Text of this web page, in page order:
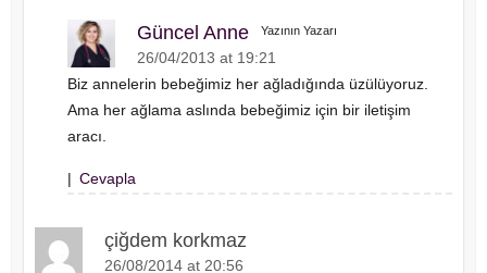
Güncel Anne Yazının Yazarı
26/04/2013 at 19:21
Biz annelerin bebeğimiz her ağladığında üzülüyoruz.
Ama her ağlama aslında bebeğimiz için bir iletişim
aracı.
| Cevapla
çiğdem korkmaz
26/08/2014 at 20:56